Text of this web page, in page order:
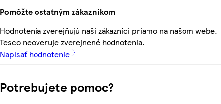
Pomôžte ostatným zákazníkom
Hodnotenia zverejňujú naši zákazníci priamo na našom webe.
Tesco neoveruje zverejnené hodnotenia.
Napísať hodnotenie
Potrebujete pomoc?